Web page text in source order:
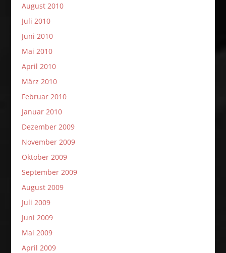
August 2010
Juli 2010
Juni 2010
Mai 2010
April 2010
März 2010
Februar 2010
Januar 2010
Dezember 2009
November 2009
Oktober 2009
September 2009
August 2009
Juli 2009
Juni 2009
Mai 2009
April 2009